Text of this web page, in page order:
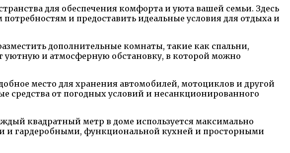
для обеспечения комфорта и уюта вашей семьи. Здесь
и предоставить идеальные условия для отдыха и
дополнительные комнаты, такие как спальни,
уютную и атмосферную обстановку, в которой можно
место для хранения автомобилей, мотоциклов и другой
средства от погодных условий и несанкционированного
квадратный метр в доме используется максимально
гардеробными, функциональной кухней и просторными